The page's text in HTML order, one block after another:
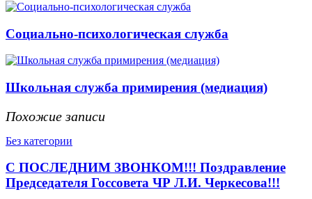
Социально-психологическая служба
Школьная служба примирения (медиация)
Похожие записи
Без категории
С ПОСЛЕДНИМ ЗВОНКОМ!!! Поздравление
Председателя Госсовета ЧР Л.И. Черкесова!!!